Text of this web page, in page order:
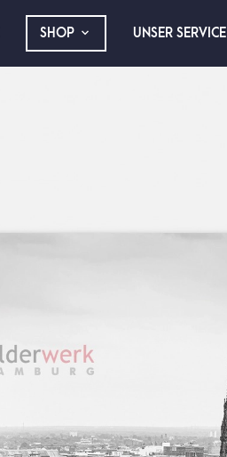
SHOP UNSER SERVICE